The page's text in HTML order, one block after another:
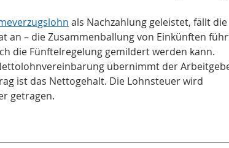
als Nachzahlung geleistet, fällt die
an – die Zusammenballung von Einkünften
die Fünftelregelung gemildert werden kann.
übernimmt der
ist das Nettogehalt. Die Lohnsteuer wird
getragen.